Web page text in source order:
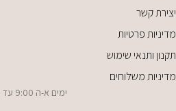
יצירת קשר
מדיניות פרטיות
תקנון ותנאי שימוש
מדיניות משלוחים
ימים א-ה 9:00 עד 16:00